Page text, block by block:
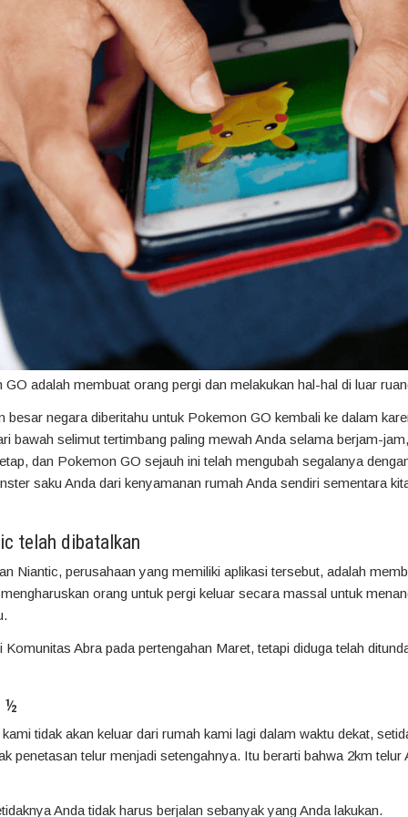
adalah membuat orang pergi dan melakukan hal-hal di luar
besar negara diberitahu untuk Pokemon GO kembali ke dalam
bawah selimut tertimbang paling mewah Anda selama berjam-
dan Pokemon GO sejauh ini telah mengubah segalanya
saku Anda dari kenyamanan rumah Anda sendiri sementara
telah dibatalkan
Niantic, perusahaan yang memiliki aplikasi tersebut, adalah
orang untuk pergi keluar secara massal untuk
Abra pada pertengahan Maret, tetapi diduga telah
½
tidak akan keluar dari rumah kami lagi dalam waktu dekat,
penetasan telur menjadi setengahnya. Itu berarti bahwa 2km telur
Anda tidak harus berjalan sebanyak yang Anda lakukan.